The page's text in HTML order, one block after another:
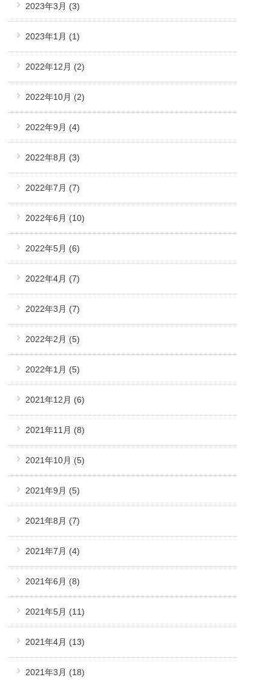
2023年3月 (3)
2023年1月 (1)
2022年12月 (2)
2022年10月 (2)
2022年9月 (4)
2022年8月 (3)
2022年7月 (7)
2022年6月 (10)
2022年5月 (6)
2022年4月 (7)
2022年3月 (7)
2022年2月 (5)
2022年1月 (5)
2021年12月 (6)
2021年11月 (8)
2021年10月 (5)
2021年9月 (5)
2021年8月 (7)
2021年7月 (4)
2021年6月 (8)
2021年5月 (11)
2021年4月 (13)
2021年3月 (18)